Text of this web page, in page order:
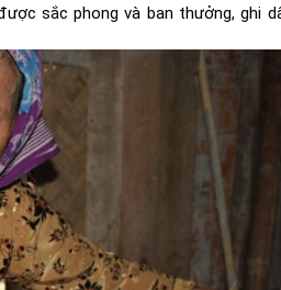
sắc phong và ban thưởng, ghi